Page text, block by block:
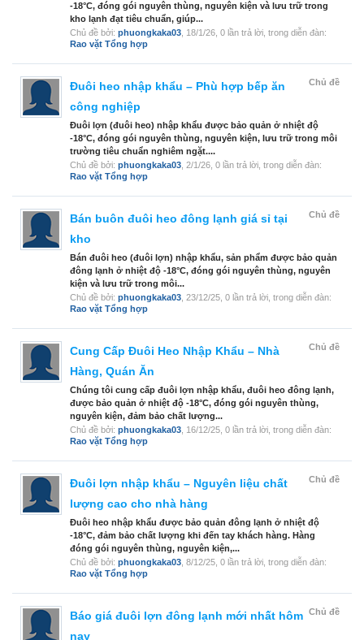
-18°C, đóng gói nguyên thùng, nguyên kiện và lưu trữ trong
kho lạnh đạt tiêu chuẩn, giúp...
Chủ đề bởi: phuongkaka03 18/1/26 , 0 lần trả lời, trong diễn đàn:
Rao vặt Tổng hợp
Chủ đề
Đuôi heo nhập khẩu – Phù hợp bếp ăn
công nghiệp
Đuôi lợn (đuôi heo) nhập khẩu được bảo quản ở nhiệt độ
-18°C, đóng gói nguyên thùng, nguyên kiện, lưu trữ trong môi
trường tiêu chuẩn nghiêm ngặt....
Chủ đề bởi: phuongkaka03 2/1/26 , 0 lần trả lời, trong diễn đàn:
Rao vặt Tổng hợp
Chủ đề
Bán buôn đuôi heo đông lạnh giá sỉ tại
kho
Bán đuôi heo (đuôi lợn) nhập khẩu, sản phẩm được bảo quản
đông lạnh ở nhiệt độ -18°C, đóng gói nguyên thùng, nguyên
kiện và lưu trữ trong môi...
Chủ đề bởi: phuongkaka03 23/12/25 , 0 lần trả lời, trong diễn đàn:
Rao vặt Tổng hợp
Chủ đề
Cung Cấp Đuôi Heo Nhập Khẩu – Nhà
Hàng, Quán Ăn
Chúng tôi cung cấp đuôi lợn nhập khẩu, đuôi heo đông lạnh,
được bảo quản ở nhiệt độ -18°C, đóng gói nguyên thùng,
nguyên kiện, đảm bảo chất lượng...
Chủ đề bởi: phuongkaka03 16/12/25 , 0 lần trả lời, trong diễn đàn:
Rao vặt Tổng hợp
Chủ đề
Đuôi lợn nhập khẩu – Nguyên liệu chất
lượng cao cho nhà hàng
Đuôi heo nhập khẩu được bảo quản đông lạnh ở nhiệt độ
-18°C, đảm bảo chất lượng khi đến tay khách hàng. Hàng
đóng gói nguyên thùng, nguyên kiện,...
Chủ đề bởi: phuongkaka03 8/12/25 , 0 lần trả lời, trong diễn đàn:
Rao vặt Tổng hợp
Chủ đề
Báo giá đuôi lợn đông lạnh mới nhất hôm
nay